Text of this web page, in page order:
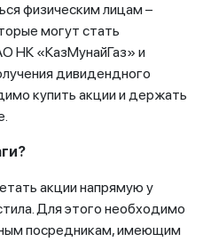
физическим лицам –
могут стать
НК «КазМунайГаз» и
дивидендного
купить акции и держать
акции напрямую у
Для этого необходимо
посредникам, имеющим